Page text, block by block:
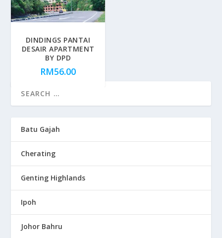
DINDINGS PANTAI
DESAIR APARTMENT
BY DPD
RM56.00
Batu Gajah
Cherating
Genting Highlands
Ipoh
Johor Bahru